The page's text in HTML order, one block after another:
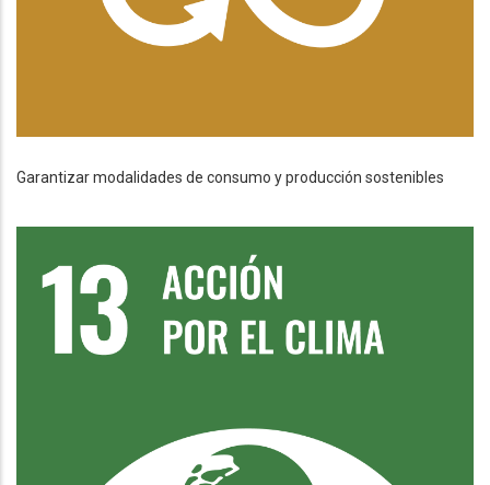
Garantizar modalidades de consumo y producción sostenibles